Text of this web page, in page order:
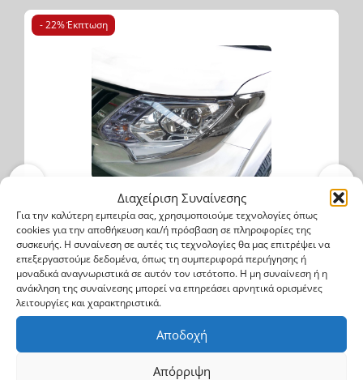
Διαχείριση Συναίνεσης
Για την καλύτερη εμπειρία σας, χρησιμοποιούμε τεχνολογίες όπως
cookies για την αποθήκευση και/ή πρόσβαση σε πληροφορίες της
συσκευής. Η συναίνεση σε αυτές τις τεχνολογίες θα μας επιτρέψει να
επεξεργαστούμε δεδομένα, όπως τη συμπεριφορά περιήγησης ή
μοναδικά αναγνωριστικά σε αυτόν τον ιστότοπο. Η μη συναίνεση ή η
ανάκληση της συναίνεσης μπορεί να επηρεάσει αρνητικά ορισμένες
λειτουργίες και χαρακτηριστικά.
Αποδοχή
Απόρριψη
- 22% Έκπτωση
Mitsubishi L200 Triton 2015->2023
Πλαστικές διακοσμητικές γρίλιες εμπρός
μαρκέ
HEAD 0113
99.2$ 124$
Αγορά